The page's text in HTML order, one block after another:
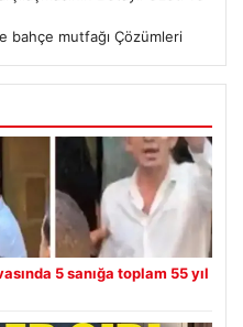
bahçe mutfağı Çözümleri
5 sanığa toplam 55 yıl